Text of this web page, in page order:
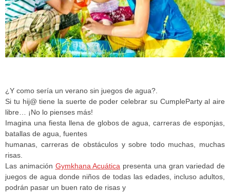
¿Y como sería un verano sin juegos de agua?.
Si tu hij@ tiene la suerte de poder celebrar su CumpleParty al aire
libre… ¡No lo pienses más!
Imagina una fiesta llena de globos de agua, carreras de esponjas,
batallas de agua, fuentes
humanas, carreras de obstáculos y sobre todo muchas, muchas
risas.
Las animación Gymkhana Acuática presenta una gran variedad de
juegos de agua donde niños de todas las edades, incluso adultos,
podrán pasar un buen rato de risas y